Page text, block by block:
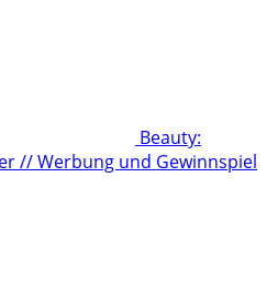
Beauty:
// Werbung und Gewinnspiel